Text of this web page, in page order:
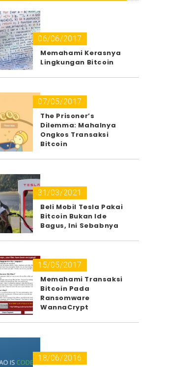
06/06/2017
Memahami Kerasnya
Lingkungan Bitcoin
07/05/2017
The Prisoner’s
Dilemma: Mahalnya
Ongkos Transaksi
Bitcoin
31/03/2021
Beli Mobil Tesla Pakai
Bitcoin Bukan Ide
Bagus, Ini Sebabnya
15/05/2017
Memahami Transaksi
Bitcoin Pada
Ransomware
WannaCrypt
18/06/2016